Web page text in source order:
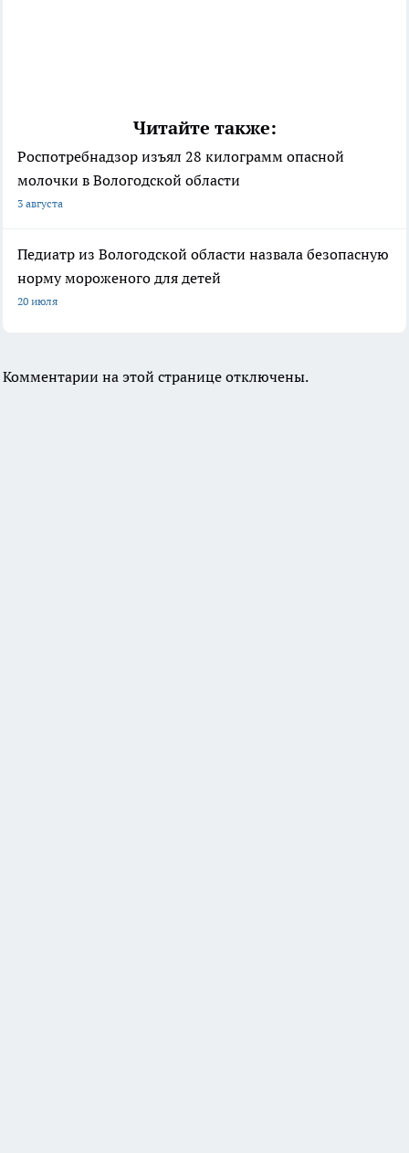
Читайте также:
Роспотребнадзор изъял 28 килограмм опасной
молочки в Вологодской области
3 августа
Педиатр из Вологодской области назвала безопасную
норму мороженого для детей
20 июля
Комментарии на этой странице отключены.